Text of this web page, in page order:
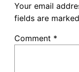
Your email
fields are marked
Comment *